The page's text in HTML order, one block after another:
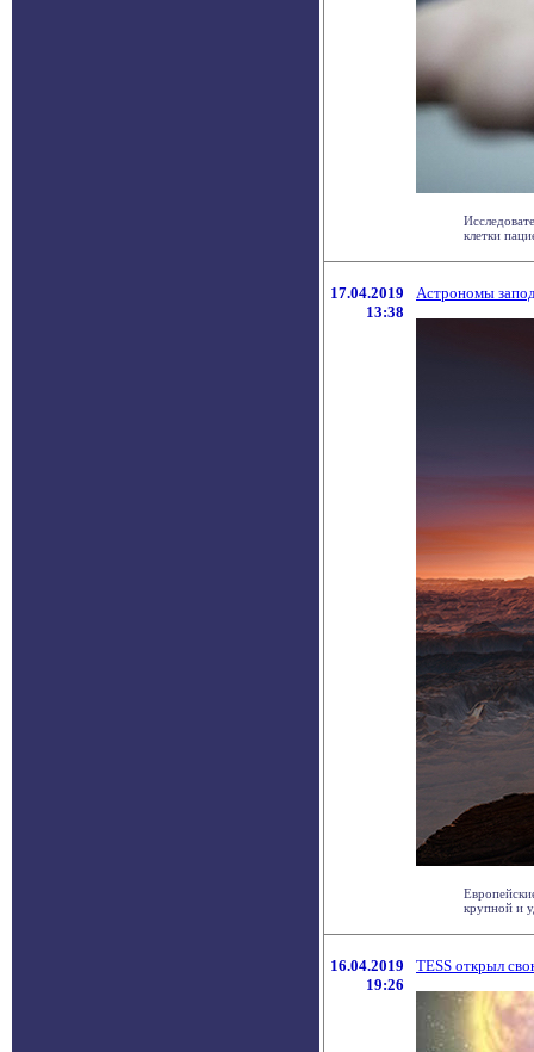
клетки
17.04.2019
13:38
Астрономы
крупной и
16.04.2019
19:26
TESS открыл